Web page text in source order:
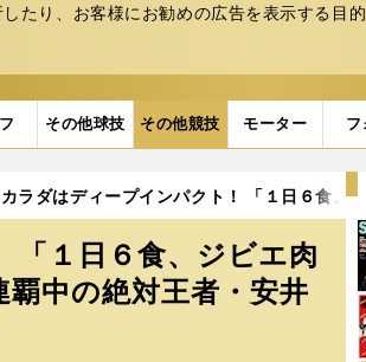
たり、お客様にお勧めの広告を表⽰する⽬
その他球技 その他競技 モーター フ
ラダはディープインパクト！ 「１日６食、
「１日６食、ジビエ肉
中の絶対王者・安井